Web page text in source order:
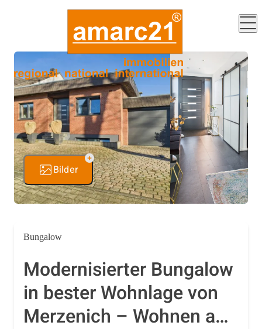
Bilder
Bungalow
Modernisierter Bungalow
in bester Wohnlage von
Merzenich – Wohnen auf